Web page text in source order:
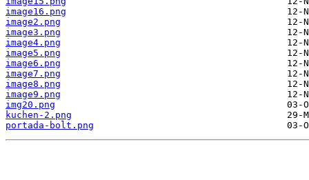
image16.png
image2.png
image3.png
image4.png
image5.png
image6.png
image7.png
image8.png
image9.png
img20.png
kuchen-2.png
portada-bolt.png